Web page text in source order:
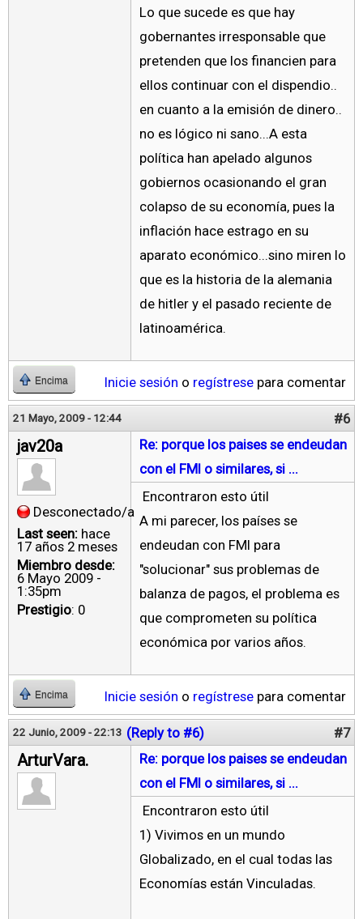
Lo que sucede es que hay
gobernantes irresponsable que
pretenden que los financien para
ellos continuar con el dispendio..
en cuanto a la emisión de dinero..
no es lógico ni sano...A esta
política han apelado algunos
gobiernos ocasionando el gran
colapso de su economía, pues la
inflación hace estrago en su
aparato económico...sino miren lo
que es la historia de la alemania
de hitler y el pasado reciente de
latinoamérica.
Encima Inicie sesión o regístrese para comentar
21 Mayo, 2009 - 12:44 #6
jav20a
Desconectado/a
Last seen: hace
17 años 2 meses
Miembro desde:
6 Mayo 2009 -
1:35pm
Prestigio: 0
Re: porque los paises se endeudan
con el FMI o similares, si ...
Encontraron esto útil
A mi parecer, los países se
endeudan con FMI para
"solucionar" sus problemas de
balanza de pagos, el problema es
que comprometen su política
económica por varios años.
Encima Inicie sesión o regístrese para comentar
22 Junio, 2009 - 22:13 (Reply to #6) #7
ArturVara.
Re: porque los paises se endeudan
con el FMI o similares, si ...
Encontraron esto útil
1) Vivimos en un mundo
Globalizado, en el cual todas las
Economías están Vinculadas.